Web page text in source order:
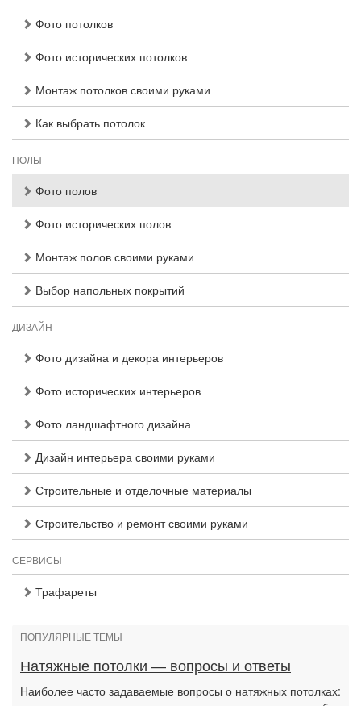
Фото потолков
Фото исторических потолков
Монтаж потолков своими руками
Как выбрать потолок
ПОЛЫ
Фото полов
Фото исторических полов
Монтаж полов своими руками
Выбор напольных покрытий
ДИЗАЙН
Фото дизайна и декора интерьеров
Фото исторических интерьеров
Фото ландшафтного дизайна
Дизайн интерьера своими руками
Строительные и отделочные материалы
Строительство и ремонт своими руками
СЕРВИСЫ
Трафареты
ПОПУЛЯРНЫЕ ТЕМЫ
Натяжные потолки — вопросы и ответы
Наиболее часто задаваемые вопросы о натяжных потолках: